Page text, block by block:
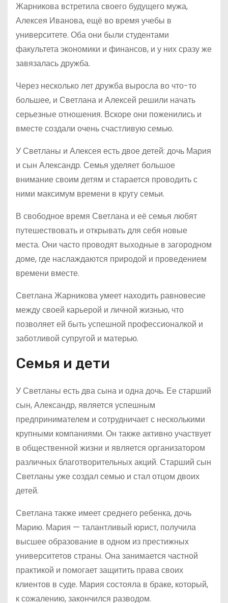
Жарникова встретила своего будущего мужа,
Алексея Иванова, ещё во время учебы в
университете. Оба они были студентами
факультета экономики и финансов, и у них сразу же
завязалась дружба.
Через несколько лет дружба выросла во что-то
большее, и Светлана и Алексей решили начать
серьезные отношения. Вскоре они поженились и
вместе создали очень счастливую семью.
У Светланы и Алексея есть двое детей: дочь Мария
и сын Александр. Семья уделяет большое
внимание своим детям и старается проводить с
ними максимум времени в кругу семьи.
В свободное время Светлана и её семья любят
путешествовать и открывать для себя новые
места. Они часто проводят выходные в загородном
доме, где наслаждаются природой и проведением
времени вместе.
Светлана Жарникова умеет находить равновесие
между своей карьерой и личной жизнью, что
позволяет ей быть успешной профессионалкой и
заботливой супругой и матерью.
Семья и дети
У Светланы есть два сына и одна дочь. Ее старший
сын, Александр, является успешным
предпринимателем и сотрудничает с несколькими
крупными компаниями. Он также активно участвует
в общественной жизни и является организатором
различных благотворительных акций. Старший сын
Светланы уже создал семью и стал отцом двоих
детей.
Светлана также имеет среднего ребенка, дочь
Марию. Мария — талантливый юрист, получила
высшее образование в одном из престижных
университетов страны. Она занимается частной
практикой и помогает защитить права своих
клиентов в суде. Мария состояла в браке, который,
к сожалению, закончился разводом.